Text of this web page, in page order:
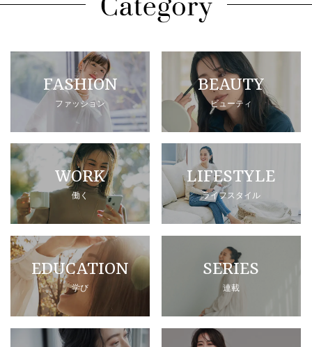
FASHION
ファッション
BEAUTY
ビューティ
WORK
働く
LIFESTYLE
ライフスタイル
EDUCATION
学び
SERIES
連載